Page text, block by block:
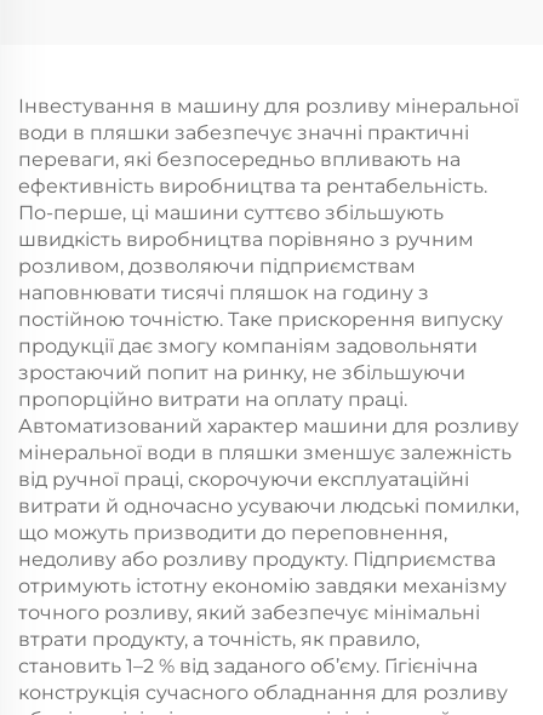
Інвестування в машину для розливу мінеральної
води в пляшки забезпечує значні практичні
переваги, які безпосередньо впливають на
ефективність виробництва та рентабельність.
По-перше, ці машини суттєво збільшують
швидкість виробництва порівняно з ручним
розливом, дозволяючи підприємствам
наповнювати тисячі пляшок на годину з
постійною точністю. Таке прискорення випуску
продукції дає змогу компаніям задовольняти
зростаючий попит на ринку, не збільшуючи
пропорційно витрати на оплату праці.
Автоматизований характер машини для розливу
мінеральної води в пляшки зменшує залежність
від ручної праці, скорочуючи експлуатаційні
витрати й одночасно усуваючи людські помилки,
що можуть призводити до переповнення,
недоливу або розливу продукту. Підприємства
отримують істотну економію завдяки механізму
точного розливу, який забезпечує мінімальні
втрати продукту, а точність, як правило,
становить 1–2 % від заданого об’єму. Гігієнічна
конструкція сучасного обладнання для розливу